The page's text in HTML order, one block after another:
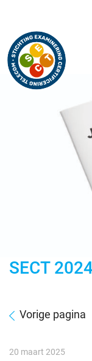
SECT
Vorige pagina
20 maart 2025